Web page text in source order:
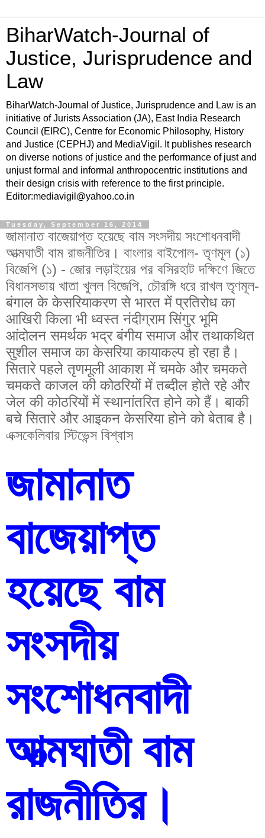
BiharWatch-Journal of
Justice, Jurisprudence and
Law
BiharWatch-Journal of Justice, Jurisprudence and Law is an
initiative of Jurists Association (JA), East India Research
Council (EIRC), Centre for Economic Philosophy, History
and Justice (CEPHJ) and MediaVigil. It publishes research
on diverse notions of justice and the performance of just and
unjust formal and informal anthropocentric institutions and
their design crisis with reference to the first principle.
Editor:mediavigil@yahoo.co.in
Tuesday, September 16, 2014
জামানাত বাজেয়াপ্ত হয়েছে বাম সংসদীয় সংশোধনবাদী
আত্মঘাতী বাম রাজনীতির। বাংলার বাইপোল- তৃণমূল (১)
বিজেপি (১) - জোর লড়াইয়ের পর বসিরহাট দক্ষিণে জিতে
বিধানসভায় খাতা খুলল বিজেপি, চৌরঙ্গি ধরে রাখল তৃণমূল-
बंगाल के केसरियाकरण से भारत में प्रतिरोध का
आखिरी किला भी ध्वस्त नंदीग्राम सिंगुर भूमि
आंदोलन समर्थक भद्र बंगीय समाज और तथाकथित
सुशील समाज का केसरिया कायाकल्प हो रहा है।
सितारे पहले तृणमूली आकाश में चमके और चमकते
चमकते काजल की कोठरियों में तब्दील होते रहे और
जेल की कोठरियों में स्थानांतरित होने को हैं। बाकी
बचे सितारे और आइकन केसरिया होने को बेताब है।
এক্সকেলিবার স্টিভেন্স বিশ্বাস
জামানাত
বাজেয়াপ্ত
হয়েছে বাম
সংসদীয়
সংশোধনবাদী
আত্মঘাতী বাম
রাজনীতির।